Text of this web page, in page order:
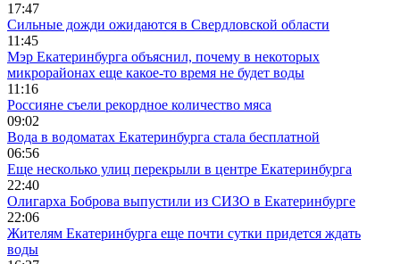
17:47
Сильные дожди ожидаются в Свердловской области
11:45
Мэр Екатеринбурга объяснил, почему в некоторых
микрорайонах еще какое-то время не будет воды
11:16
Россияне съели рекордное количество мяса
09:02
Вода в водоматах Екатеринбурга стала бесплатной
06:56
Еще несколько улиц перекрыли в центре Екатеринбурга
22:40
Олигарха Боброва выпустили из СИЗО в Екатеринбурге
22:06
Жителям Екатеринбурга еще почти сутки придется ждать
воды